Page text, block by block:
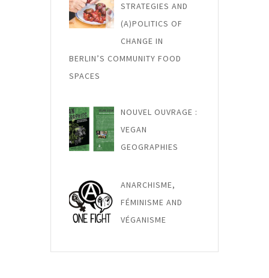
STRATEGIES AND
(A)POLITICS OF
CHANGE IN
BERLIN’S COMMUNITY FOOD
SPACES
NOUVEL OUVRAGE :
VEGAN
GEOGRAPHIES
ANARCHISME,
FÉMINISME AND
VÉGANISME